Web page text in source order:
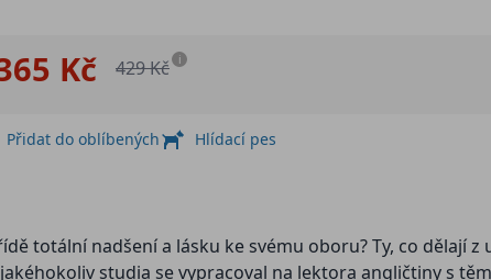
Kč 429 Kč i
Přidat do oblíbených Hlídací pes
totální nadšení a lásku ke svému oboru? Ty, co dělají z
studia se vypracoval na lektora angličtiny s